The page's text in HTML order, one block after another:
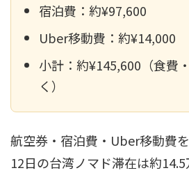
宿泊費：約¥97,600
Uber移動費：約¥14,000
小計：約¥145,600（食費
く）
航空券・宿泊費・Uber移動費
12日の台湾ノマド滞在は約14.5